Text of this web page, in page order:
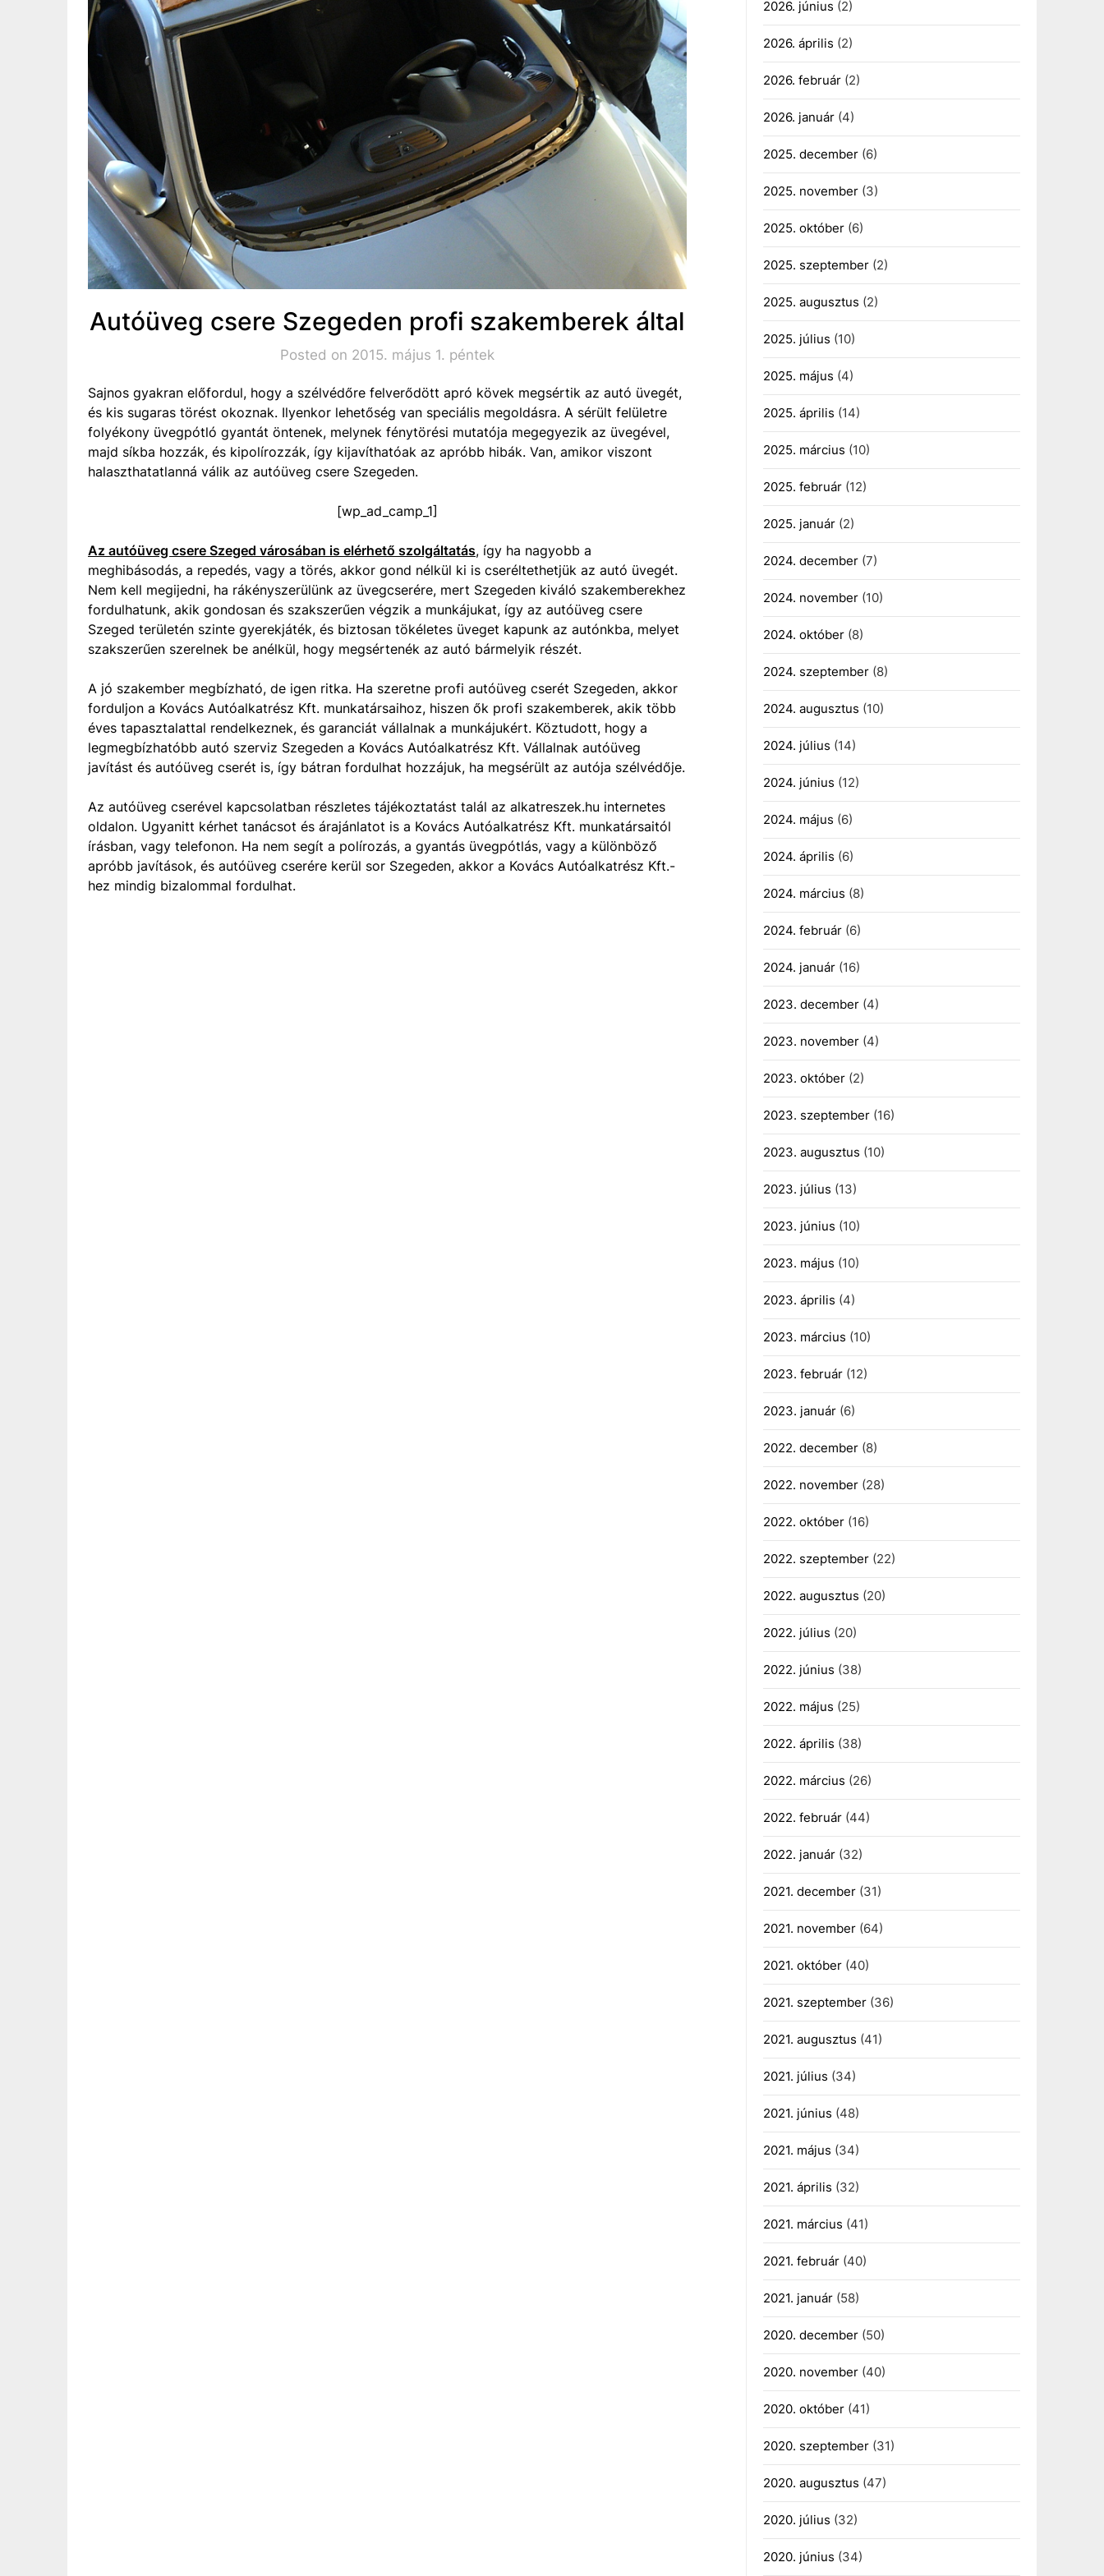
Autóüveg csere Szegeden profi szakemberek által
Posted on 2015. május 1. péntek
Sajnos gyakran előfordul, hogy a szélvédőre felverődött apró kövek megsértik az autó üvegét,
és kis sugaras törést okoznak. Ilyenkor lehetőség van speciális megoldásra. A sérült felületre
folyékony üvegpótló gyantát öntenek, melynek fénytörési mutatója megegyezik az üvegével,
majd síkba hozzák, és kipolírozzák, így kijavíthatóak az apróbb hibák. Van, amikor viszont
halaszthatatlanná válik az autóüveg csere Szegeden.
[wp_ad_camp_1]
Az autóüveg csere Szeged városában is elérhető szolgáltatás, így ha nagyobb a
meghibásodás, a repedés, vagy a törés, akkor gond nélkül ki is cseréltethetjük az autó üvegét.
Nem kell megijedni, ha rákényszerülünk az üvegcserére, mert Szegeden kiváló szakemberekhez
fordulhatunk, akik gondosan és szakszerűen végzik a munkájukat, így az autóüveg csere
Szeged területén szinte gyerekjáték, és biztosan tökéletes üveget kapunk az autónkba, melyet
szakszerűen szerelnek be anélkül, hogy megsértenék az autó bármelyik részét.
A jó szakember megbízható, de igen ritka. Ha szeretne profi autóüveg cserét Szegeden, akkor
forduljon a Kovács Autóalkatrész Kft. munkatársaihoz, hiszen ők profi szakemberek, akik több
éves tapasztalattal rendelkeznek, és garanciát vállalnak a munkájukért. Köztudott, hogy a
legmegbízhatóbb autó szerviz Szegeden a Kovács Autóalkatrész Kft. Vállalnak autóüveg
javítást és autóüveg cserét is, így bátran fordulhat hozzájuk, ha megsérült az autója szélvédője.
Az autóüveg cserével kapcsolatban részletes tájékoztatást talál az alkatreszek.hu internetes
oldalon. Ugyanitt kérhet tanácsot és árajánlatot is a Kovács Autóalkatrész Kft. munkatársaitól
írásban, vagy telefonon. Ha nem segít a polírozás, a gyantás üvegpótlás, vagy a különböző
apróbb javítások, és autóüveg cserére kerül sor Szegeden, akkor a Kovács Autóalkatrész Kft.-
hez mindig bizalommal fordulhat.
2026. június (2)
2026. április (2)
2026. február(2)
2026. január(4)
2025. december(6)
2025. november(3)
2025. október(6)
2025. szeptember(2)
2025. augusztus (2)
2025. július (10)
2025. május (4)
2025. április (14)
2025. március (10)
2025. február(12)
2025. január(2)
2024. december(7)
2024. november(10)
2024. október(8)
2024. szeptember(8)
2024. augusztus (10)
2024. július (14)
2024. június (12)
2024. május (6)
2024. április (6)
2024. március (8)
2024. február(6)
2024. január(16)
2023. december(4)
2023. november(4)
2023. október(2)
2023. szeptember(16)
2023. augusztus (10)
2023. július (13)
2023. június (10)
2023. május (10)
2023. április (4)
2023. március (10)
2023. február(12)
2023. január(6)
2022. december(8)
2022. november(28)
2022. október(16)
2022. szeptember(22)
2022. augusztus (20)
2022. július (20)
2022. június (38)
2022. május (25)
2022. április (38)
2022. március (26)
2022. február(44)
2022. január(32)
2021. december(31)
2021. november(64)
2021. október(40)
2021. szeptember(36)
2021. augusztus (41)
2021. július (34)
2021. június (48)
2021. május (34)
2021. április (32)
2021. március (41)
2021. február(40)
2021. január(58)
2020. december(50)
2020. november(40)
2020. október(41)
2020. szeptember(31)
2020. augusztus (47)
2020. július (32)
2020. június (34)